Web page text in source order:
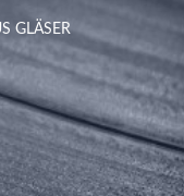
GLÄSER